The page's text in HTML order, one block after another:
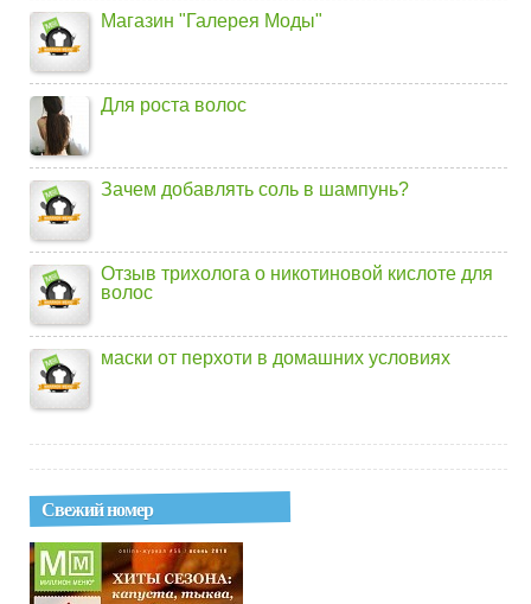
Магазин "Галерея Моды"
Для роста волос
Зачем добавлять соль в шампунь?
Отзыв трихолога о никотиновой кислоте для
волос
маски от перхоти в домашних условиях
Свежий номер